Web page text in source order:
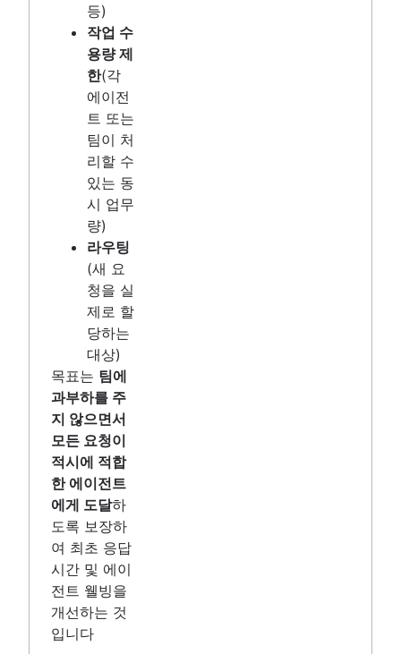
등)
작업 수
용량 제
한(각
에이전
트 또는
팀이 처
리할 수
있는 동
시 업무
량)
라우팅
(새 요
청을 실
제로 할
당하는
대상)
목표는 팀에
과부하를 주
지 않으면서
모든 요청이
적시에 적합
한 에이전트
에게 도달하
도록 보장하
여 최초 응답
시간 및 에이
전트 웰빙을
개선하는 것
입니다